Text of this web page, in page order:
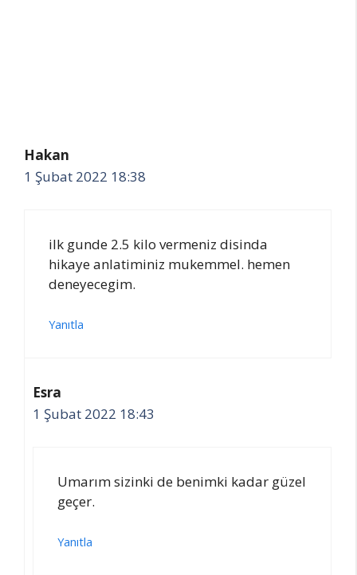
Hakan
1 Şubat 2022 18:38
ilk gunde 2.5 kilo vermeniz disinda
hikaye anlatiminiz mukemmel. hemen
deneyecegim.
Yanıtla
Esra
1 Şubat 2022 18:43
Umarım sizinki de benimki kadar güzel
geçer.
Yanıtla